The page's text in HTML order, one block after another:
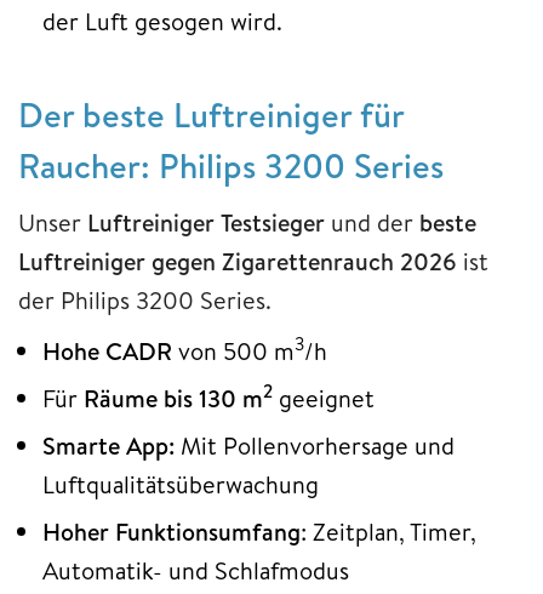
der Luft gesogen wird.
Der beste Luftreiniger für
Raucher: Philips 3200 Series
Unser LuftreinigerTestsieger und der beste
Luftreiniger gegen Zigarettenrauch 2026 ist
der Philips 3200 Series.
Hohe CADR von 500 m3/h
Für Räume bis 130 m2 geeignet
Smarte App: Mit Pollenvorhersage und
Luftqualitätsüberwachung
Hoher Funktionsumfang: Zeitplan, Timer,
Automatik- und Schlafmodus